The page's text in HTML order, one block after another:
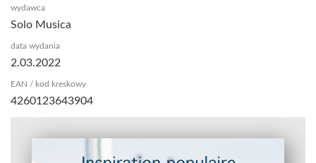
wydawca
Solo Musica
data wydania
2.03.2022
EAN / kod kreskowy
4260123643904